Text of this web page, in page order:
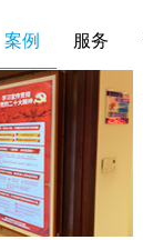
案例 服务